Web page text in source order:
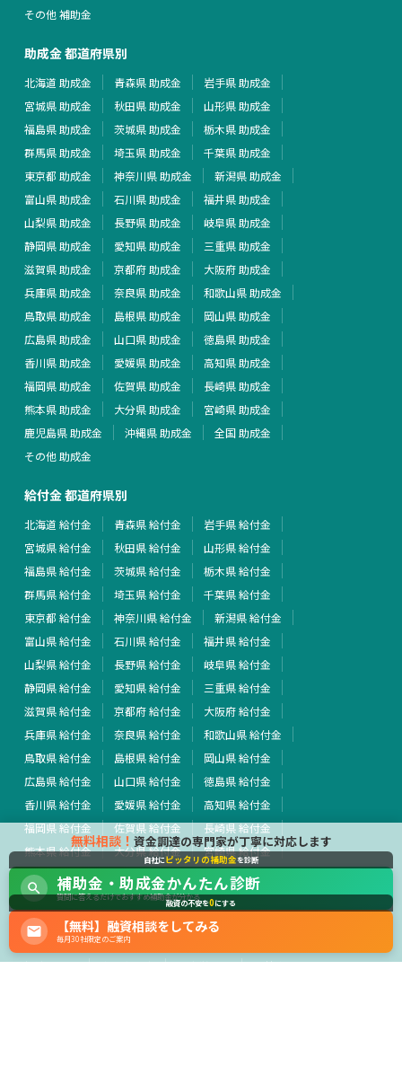
その他 補助金
助成金 都道府県別
北海道 助成金 青森県 助成金
岩手県 助成金
宮城県 助成金
秋田県 助成金
山形県 助成金
福島県 助成金
茨城県 助成金
栃木県 助成金
群馬県 助成金
埼玉県 助成金
千葉県 助成金
東京都 助成金
神奈川県 助成金
新潟県 助成金
富山県 助成金
石川県 助成金
福井県 助成金
山梨県 助成金
長野県 助成金
岐阜県 助成金
静岡県 助成金
愛知県 助成金
三重県 助成金
滋賀県 助成金
京都府 助成金
大阪府 助成金
兵庫県 助成金
奈良県 助成金
和歌山県 助成金
鳥取県 助成金
島根県 助成金
岡山県 助成金
広島県 助成金
山口県 助成金
徳島県 助成金
香川県 助成金
愛媛県 助成金
高知県 助成金
福岡県 助成金
佐賀県 助成金
長崎県 助成金
熊本県 助成金
大分県 助成金
宮崎県 助成金
鹿児島県 助成金
沖縄県 助成金
全国 助成金
その他 助成金
給付金 都道府県別
北海道 給付金 青森県 給付金
岩手県 給付金
宮城県 給付金
秋田県 給付金
山形県 給付金
福島県 給付金
茨城県 給付金
栃木県 給付金
群馬県 給付金
埼玉県 給付金
千葉県 給付金
東京都 給付金
神奈川県 給付金
新潟県 給付金
富山県 給付金
石川県 給付金
福井県 給付金
山梨県 給付金
長野県 給付金
岐阜県 給付金
静岡県 給付金
愛知県 給付金
三重県 給付金
滋賀県 給付金
京都府 給付金
大阪府 給付金
兵庫県 給付金
奈良県 給付金
和歌山県 給付金
鳥取県 給付金
島根県 給付金
岡山県 給付金
広島県 給付金
山口県 給付金
徳島県 給付金
香川県 給付金
愛媛県 給付金
高知県 給付金
福岡県 給付金
佐賀県 給付金
長崎県 給付金
熊本県 給付金
大分県 給付金
宮崎県 給付金
鹿児島県 給付金
沖縄県 給付金
全国 給付金
その他 給付金
行政・外部団体
経済産業省 中小企業庁 厚生労働省 農林水産省
無料相談！ 資金調達の専門家が丁寧に対応します
自社にピッタリの補助金を診断
補助金・助成金かんたん診断
質問に答えるだけでおすすめ補助金が分かる
融資の不安を0にする
【無料】融資相談をしてみる
毎月30社限定のご案内